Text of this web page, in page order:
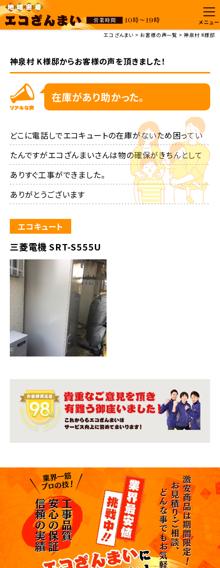
メニュー
エコざんまい
お客様の声一覧 神泉村 K様邸
神泉村 K様邸からお客様の声を頂きました！
在庫があり助かった。
どこに電話しでエコキュートの在庫がないため困ってい
たんですがエコざんまいさんは物の確保がきちんとして
ありすぐ工事ができました。
ありがとうございます
エコキュート
三菱電機 SRT-S555U